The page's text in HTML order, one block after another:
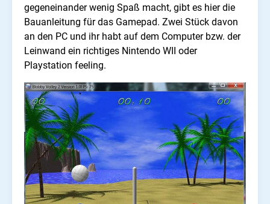
gegeneinander wenig Spaß macht, gibt es hier die
Bauanleitung für das Gamepad. Zwei Stück davon
an den PC und ihr habt auf dem Computer bzw. der
Leinwand ein richtiges Nintendo WII oder
Playstation feeling.